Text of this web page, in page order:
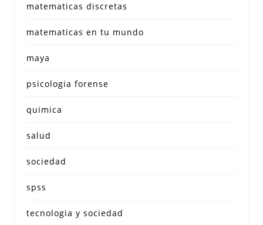
matematicas discretas
matematicas en tu mundo
maya
psicologia forense
quimica
salud
sociedad
spss
tecnologia y sociedad